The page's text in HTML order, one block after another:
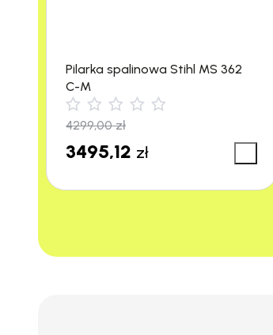
Regulacja kąta
cięcia bez użycia dodatkowych
Pilarka spalinowa Stihl MS 362
C-M
4299,00zł
3495,12 zł